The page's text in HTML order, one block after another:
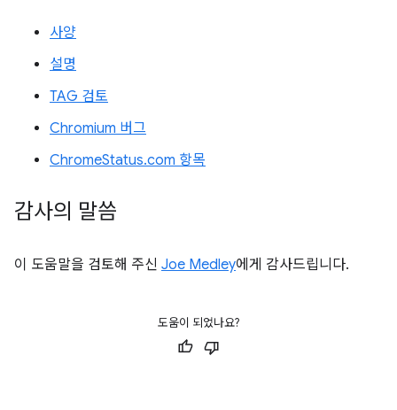
사양
설명
TAG 검토
Chromium 버그
ChromeStatus.com 항목
감사의 말씀
이 도움말을 검토해 주신 Joe Medley에게 감사드립니다.
도움이 되었나요?